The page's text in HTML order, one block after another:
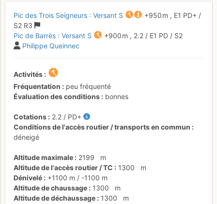
Pic des Trois Seigneurs : Versant S +950 m , E1 PD+ /
S2 R3
Pic de Barrès : Versant S
+900 m , 2.2 / E1 PD / S2
Philippe Queinnec
Activités
Fréquentation
peu fréquenté
Évaluation des conditions
bonnes
Cotations 2.2 / PD+
Conditions de l'accès routier / transports en commun
déneigé
Altitude maximale 2199
m
Altitude de l'accès routier / TC
1300
m
Dénivelé
+1100 m / -1100 m
Altitude de chaussage
1300
m
Altitude de déchaussage
1300 m